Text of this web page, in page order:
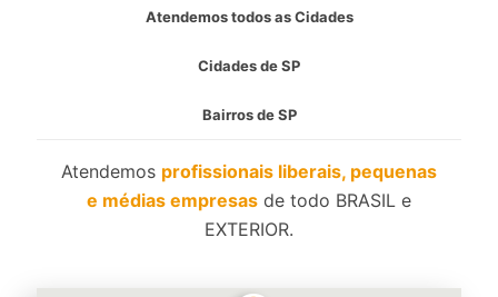
Atendemos todos as Cidades
Cidades de SP
Bairros de SP
Atendemos profissionais liberais, pequenas
e médias empresas de todo BRASIL e
EXTERIOR.